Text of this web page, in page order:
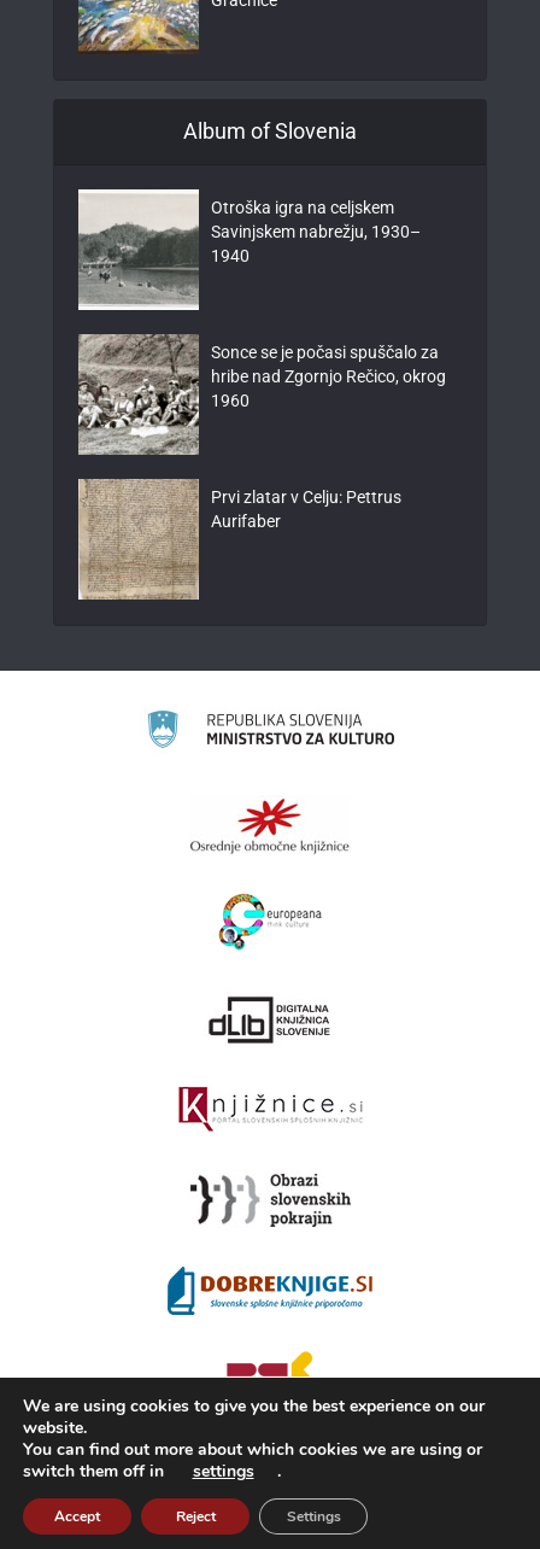
Album of Slovenia
Otroška igra na celjskem
Savinjskem nabrežju, 1930–
1940
Sonce se je počasi spuščalo za
hribe nad Zgornjo Rečico, okrog
1960
Prvi zlatar v Celju: Pettrus
Aurifaber
2008 - 2026 ©KAMRA, Production: TrueCAD d.o.o.
About Kamra Terms of use ISSN 2350-5559
We are using cookies to give you the best experience on our
website.
You can find out more about which cookies we are using or
switch them off in
settings .
Accept Reject Settings